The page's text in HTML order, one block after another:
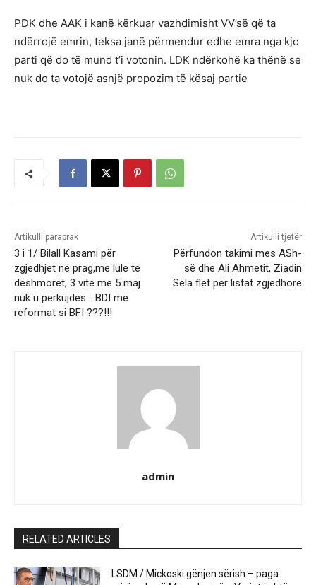
PDK dhe AAK i kanë kërkuar vazhdimisht VV’së që ta
ndërrojë emrin, teksa janë përmendur edhe emra nga kjo
parti që do të mund t’i votonin. LDK ndërkohë ka thënë se
nuk do ta votojë asnjë propozim të kësaj partie
Artikulli paraprak
3 i 1/ Bilall Kasami për
zgjedhjet në prag,me lule te
dëshmorët, 3 vite me 5 maj
nuk u përkujdes …BDI me
reformat si BFI ???!!!
Artikulli tjetër
Përfundon takimi mes ASh-
së dhe Ali Ahmetit, Ziadin
Sela flet për listat zgjedhore
admin
RELATED ARTICLES
LSDM / Mickoski gënjen sërish – paga